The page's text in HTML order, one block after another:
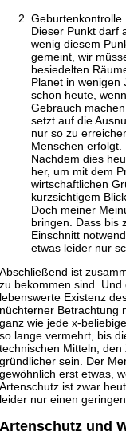
Geburtenkontrolle
Dieser Punkt darf
wenig diesem
gemeint, wir
besiedelten
Planet in wenigen
schon heute,
Gebrauch
setzt auf die
nur so zu
Menschen erfolgt.
Nachdem dies
her, um mit dem
wirtschaftlichen
kurzsichtigem
Doch meiner
bringen. Dass bis
Einschnitt
etwas leider nur
Abschließend ist
zu bekommen sind.
lebenswerte Existenz
nüchterner Betrachtung
ganz wie jede x-
so lange vermehrt, bis
technischen Mitteln,
gründlicher sein. Der
gewöhnlich erst etwas,
Artenschutz ist zwar
leider nur einen
Artenschutz und